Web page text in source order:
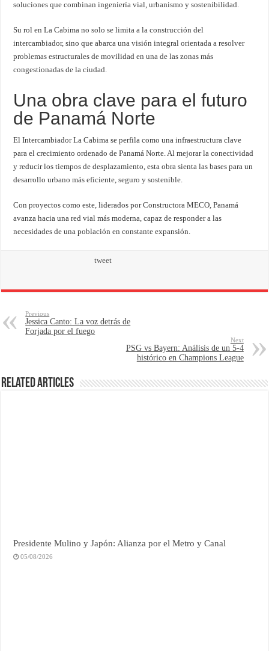
soluciones que combinan ingeniería vial, urbanismo y sostenibilidad.
Su rol en La Cabima no solo se limita a la construcción del
intercambiador, sino que abarca una visión integral orientada a resolver
problemas estructurales de movilidad en una de las zonas más
congestionadas de la ciudad.
Una obra clave para el futuro
de Panamá Norte
El Intercambiador La Cabima se perfila como una infraestructura clave
para el crecimiento ordenado de Panamá Norte. Al mejorar la conectividad
y reducir los tiempos de desplazamiento, esta obra sienta las bases para un
desarrollo urbano más eficiente, seguro y sostenible.
Con proyectos como este, liderados por Constructora MECO, Panamá
avanza hacia una red vial más moderna, capaz de responder a las
necesidades de una población en constante expansión.
tweet
Previous
Jessica Canto: La voz detrás de
Forjada por el fuego
Next
PSG vs Bayern: Análisis de un 5-4
histórico en Champions League
Related Articles
Presidente Mulino y Japón: Alianza por el Metro y Canal
05/08/2026